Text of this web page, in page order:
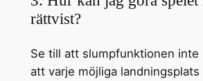
rättvist?
Se till att slumpfunktionen inte
att varje möjliga landningsplats